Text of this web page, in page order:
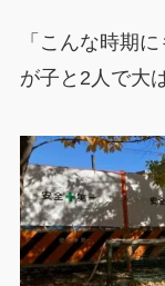
「こんな時期
が子と2人で大